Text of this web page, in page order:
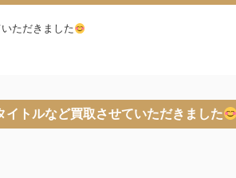
ただきました
イトルなど買取させていただきました